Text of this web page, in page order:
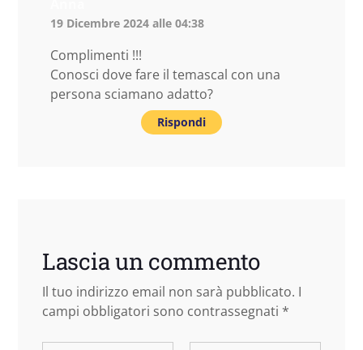
19 Dicembre 2024 alle 04:38
Complimenti !!!
Conosci dove fare il temascal con una
persona sciamano adatto?
Rispondi
Lascia un commento
Il tuo indirizzo email non sarà pubblicato. I
campi obbligatori sono contrassegnati *